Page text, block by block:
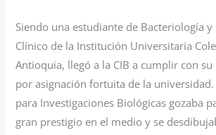
Siendo una estudiante de Bacteriología
Clínico de la Institución Universitaria
Antioquia, llegó a la CIB a cumplir con
por asignación fortuita de la
para Investigaciones Biológicas gozaba
gran prestigio en el medio y se